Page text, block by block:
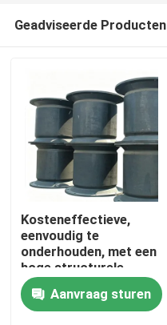
Thuis
Geadviseerde Producten
Kosteneffectieve,
eenvoudig te
onderhouden, met een
hoge structurele
stabiliteit, rubberen
fender voor
scheepsdocking
Aanvraag sturen